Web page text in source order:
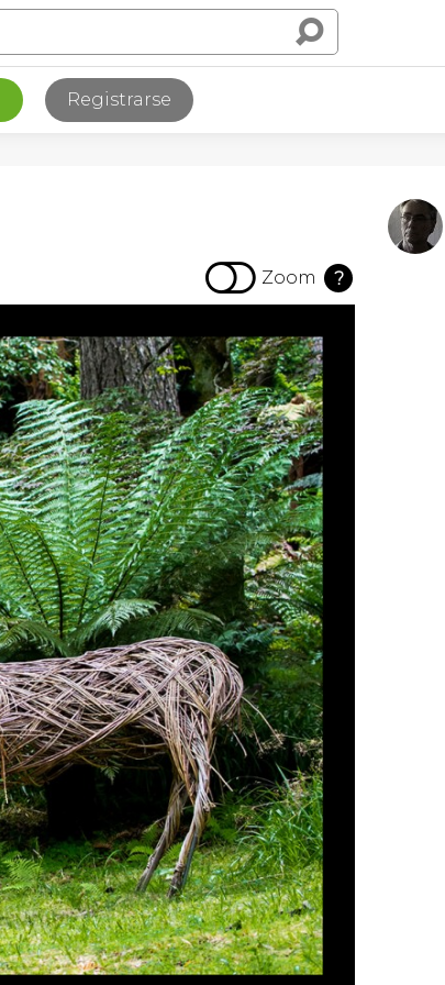
Registrarse
 Zoom ?